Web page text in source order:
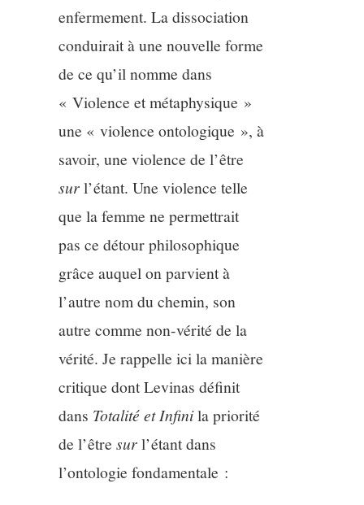
enfermement. La dissociation
conduirait à une nouvelle forme
de ce qu’il nomme dans
« Violence et métaphysique »
une « violence ontologique », à
savoir, une violence de l’être
surl’étant. Une violence telle
que la femme ne permettrait
pas ce détour philosophique
grâce auquel on parvient à
l’autre nom du chemin, son
autre comme non-vérité de la
vérité. Je rappelle ici la manière
critique dont Levinas définit
dans Totalité et Infinila priorité
de l’êtresurl’étant dans
l’ontologie fondamentale :